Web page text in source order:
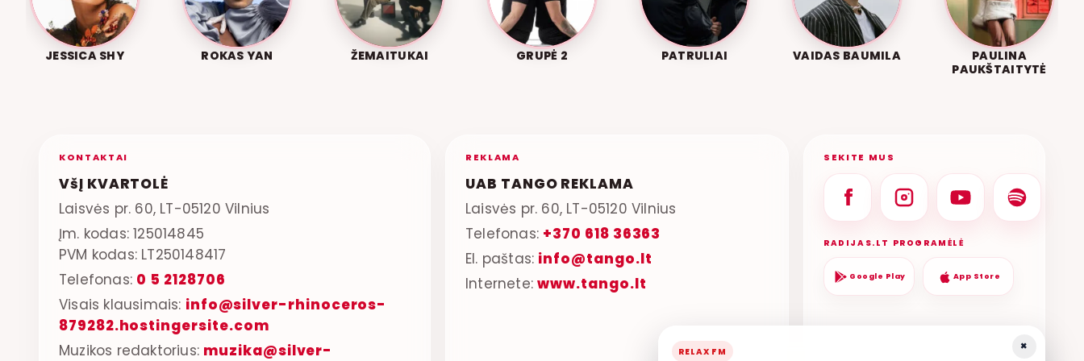
JESSICA SHY ROKAS YAN ŽEMAITUKAI GRUPĖ 2 PATRULIAI VAIDAS BAUMILA
PAULINA
PAUKŠTAITYTĖ
KONTAKTAI
VšĮ KVARTOLĖ
Laisvės pr. 60, LT-05120 Vilnius
Įm. kodas: 125014845
PVM kodas: LT250148417
Telefonas: 0 5 2128706
Visais klausimais: info@silver-rhinoceros-
879282.hostingersite.com
Muzikos redaktorius: muzika@silver-
REKLAMA
UAB TANGO REKLAMA
Laisvės pr. 60, LT-05120 Vilnius
Telefonas: +370 618 36363
El. paštas: info@tango.lt
Internete:www.tango.lt
SEKITE MUS
RADIJAS.LT PROGRAMĖLĖ
Google Play App Store
×
RELAX FM